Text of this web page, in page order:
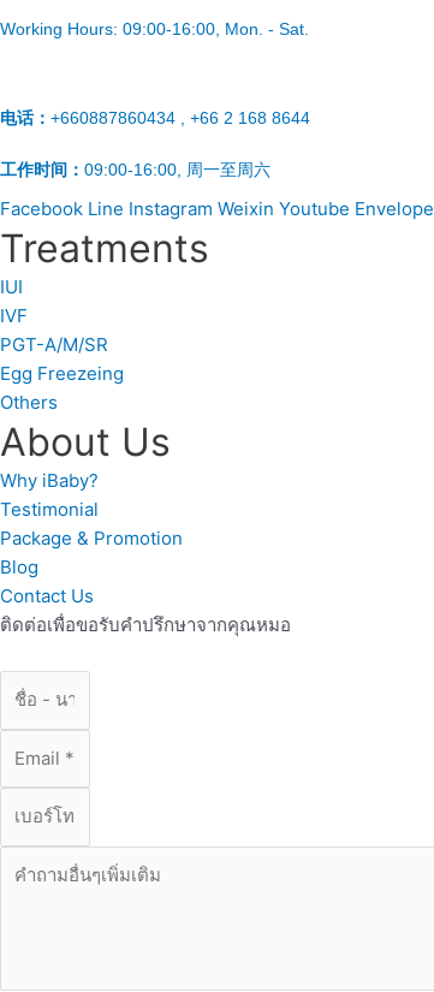
Working Hours: 09:00-16:00 , Mon. - Sat.
电话： +660887860434 , +66 2 168 8644
工作时间： 09:00-16:00, 周一至周六
Facebook Line Instagram Weixin Youtube Envelope
Treatments
IUI
IVF
PGT-A/M/SR
Egg Freezeing
Others
About Us
Why iBaby?
Testimonial
Package & Promotion
Blog
Contact Us
ติดต่อเพื่อขอรับคำปรึกษาจากคุณหมอ